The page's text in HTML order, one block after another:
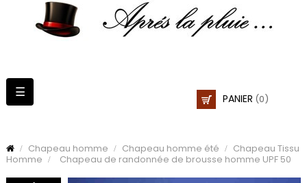
PANIER (0)
Basculer
la
☰
Chapeau homme Chapeau homme été
Chapeau Tissu
Homme
Chapeau de randonnée de brousse homme UPF 50